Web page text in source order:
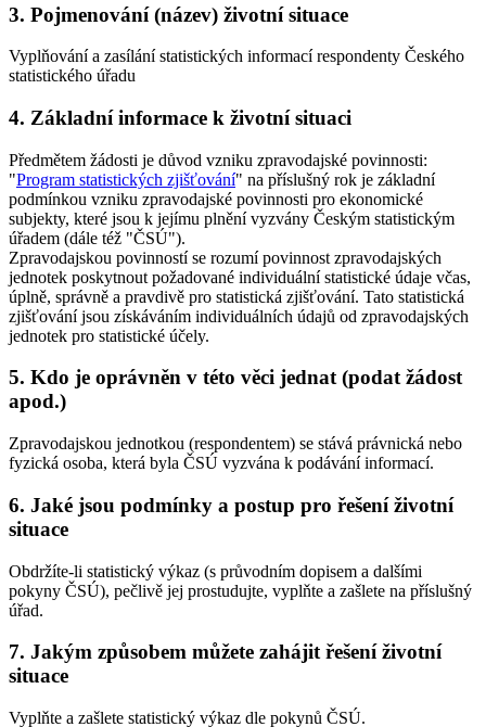
3. Pojmenování (název) životní situace
Vyplňování a zasílání statistických informací respondenty Českého
statistického úřadu
4. Základní informace k životní situaci
Předmětem žádosti je důvod vzniku zpravodajské povinnosti:
"Program statistických zjišťování" na příslušný rok je základní
podmínkou vzniku zpravodajské povinnosti pro ekonomické
subjekty, které jsou k jejímu plnění vyzvány Českým statistickým
úřadem (dále též "ČSÚ").
Zpravodajskou povinností se rozumí povinnost zpravodajských
jednotek poskytnout požadované individuální statistické údaje včas,
úplně, správně a pravdivě pro statistická zjišťování. Tato statistická
zjišťování jsou získáváním individuálních údajů od zpravodajských
jednotek pro statistické účely.
5. Kdo je oprávněn v této věci jednat (podat žádost
apod.)
Zpravodajskou jednotkou (respondentem) se stává právnická nebo
fyzická osoba, která byla ČSÚ vyzvána k podávání informací.
6. Jaké jsou podmínky a postup pro řešení životní
situace
Obdržíte-li statistický výkaz (s průvodním dopisem a dalšími
pokyny ČSÚ), pečlivě jej prostudujte, vyplňte a zašlete na příslušný
úřad.
7. Jakým způsobem můžete zahájit řešení životní
situace
Vyplňte a zašlete statistický výkaz dle pokynů ČSÚ.